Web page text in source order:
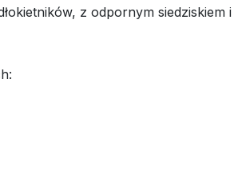
z odpornym siedziskiem i